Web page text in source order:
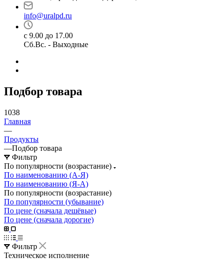
info@uralpd.ru
с 9.00 до 17.00
Сб.Вс. - Выходные
Подбор товара
1038
Главная
—
Продукты
—Подбор товара
Фильтр
По популярности (возрастание)
По наименованию (А-Я)
По наименованию (Я-А)
По популярности (возрастание)
По популярности (убывание)
По цене (сначала дешёвые)
По цене (сначала дорогие)
Фильтр
Техническое исполнение